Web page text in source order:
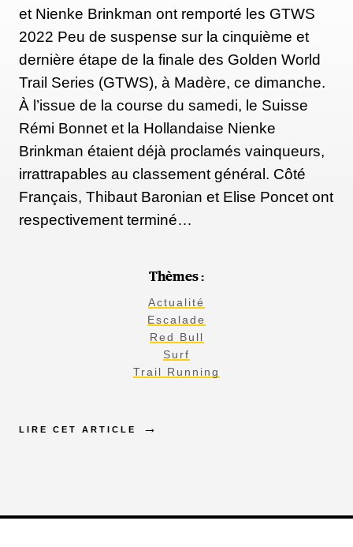
et Nienke Brinkman ont remporté les GTWS
2022 Peu de suspense sur la cinquième et
dernière étape de la finale des Golden World
Trail Series (GTWS), à Madère, ce dimanche.
À l’issue de la course du samedi, le Suisse
Rémi Bonnet et la Hollandaise Nienke
Brinkman étaient déjà proclamés vainqueurs,
irrattrapables au classement général. Côté
Français, Thibaut Baronian et Elise Poncet ont
respectivement terminé…
Thèmes :
Actualité
Escalade
Red Bull
Surf
Trail Running
LIRE CET ARTICLE